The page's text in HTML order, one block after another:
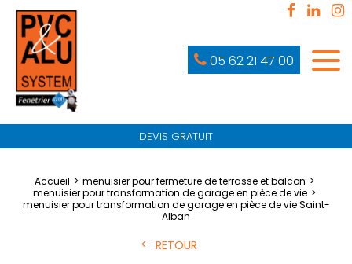
05 62 21 47 00
DEVIS GRATUIT
Accueil
menuisier pour fermeture de terrasse et balcon
menuisier pour transformation de garage en pièce de vie
menuisier pour transformation de garage en pièce de vie Saint-
Alban
RETOUR